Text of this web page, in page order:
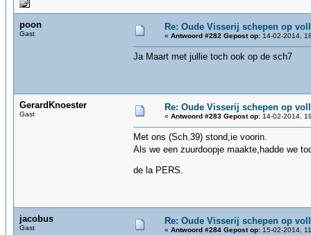
poon
Gast
Re: Oude Visserij schepen op
« Antwoord #282 Gepost op: 14-02-2014,
Ja Maart met jullie toch ook op de sch7
GerardKnoester
Gast
Re: Oude Visserij schepen op
« Antwoord #283 Gepost op: 14-02-2014,
Met ons (Sch.39) stond,ie voorin.
Als we een zuurdoopje maakte,hadde we
de la PERS.
jacobus
Gast
Re: Oude Visserij schepen op
« Antwoord #284 Gepost op: 15-02-2014,